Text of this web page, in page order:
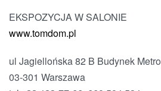
EKSPOZYCJA W SALONIE
www.tomdom.pl
ul Jagiellońska 82 B Budynek
03-301 Warszawa